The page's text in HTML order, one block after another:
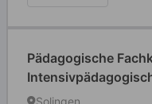
Pädagogische
Solingen